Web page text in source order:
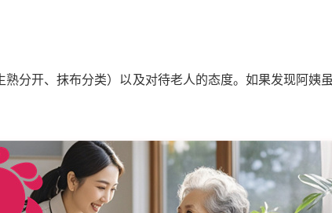
分开、抹布分类）以及对待老人的态度。如果发现阿姨